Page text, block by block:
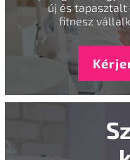
új és tapasztalt
fitnesz